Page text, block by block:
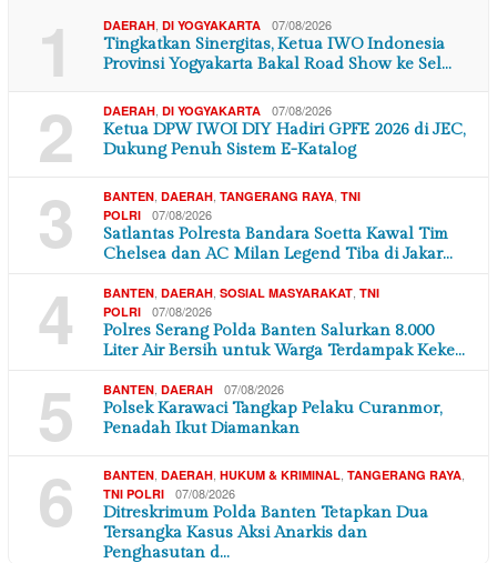
1 DAERAH DI YOGYAKARTA 07/08/2026
Tingkatkan Sinergitas, Ketua IWO Indonesia
Provinsi Yogyakarta Bakal Road Show ke Sel…
2 DAERAH DI YOGYAKARTA 07/08/2026
Ketua DPW IWOI DIY Hadiri GPFE 2026 di JEC,
Dukung Penuh Sistem E-Katalog
3 BANTEN DAERAH TANGERANG RAYA TNI
POLRI
07/08/2026
Satlantas Polresta Bandara Soetta Kawal Tim
Chelsea dan AC Milan Legend Tiba di Jakar…
4 BANTEN DAERAH SOSIAL MASYARAKAT TNI
POLRI
07/08/2026
Polres Serang Polda Banten Salurkan 8.000
Liter Air Bersih untuk Warga Terdampak Keke…
5 BANTEN DAERAH 07/08/2026
Polsek Karawaci Tangkap Pelaku Curanmor,
Penadah Ikut Diamankan
6 BANTEN DAERAH HUKUM & KRIMINAL TANGERANG RAYA
TNI POLRI 07/08/2026
Ditreskrimum Polda Banten Tetapkan Dua
Tersangka Kasus Aksi Anarkis dan
Penghasutan d…